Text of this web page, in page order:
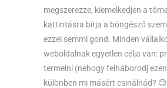
megszerezze, kiemelkedjen a
kattintásra bírja a böngésző
ezzel semmi gond. Minden
weboldalnak egyetlen célja van:
termelni (nehogy felháborodj
különben mi másért csinálnád?